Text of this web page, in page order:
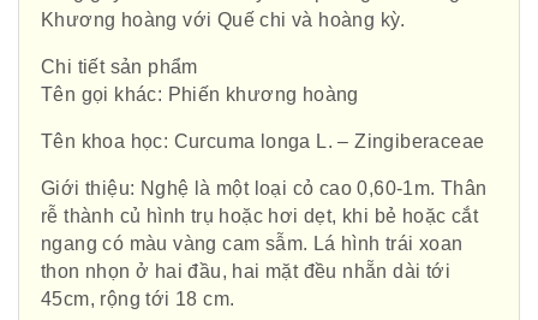
Khương hoàng với Quế chi và hoàng kỳ.
Chi tiết sản phẩm
Tên gọi khác: Phiến khương hoàng
Tên khoa học: Curcuma longa L. – Zingiberaceae
Giới thiệu: Nghệ là một loại cỏ cao 0,60-1m. Thân
rễ thành củ hình trụ hoặc hơi dẹt, khi bẻ hoặc cắt
ngang có màu vàng cam sẫm. Lá hình trái xoan
thon nhọn ở hai đầu, hai mặt đều nhẵn dài tới
45cm, rộng tới 18 cm.